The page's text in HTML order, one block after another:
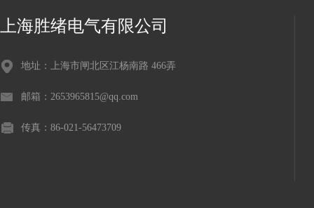
上海胜绪电气有限公司
地址：上海市闸北区江杨南路 466弄
邮箱：2653965815@qq.com
传真：86-021-56473709